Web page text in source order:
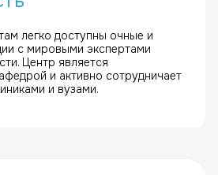
легко доступны очные и
с мировыми экспертами
Центр является
и активно сотрудничает
и вузами.